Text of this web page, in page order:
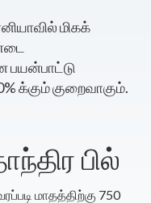
மிகக்
பயன்பாட்டு
க்கும் குறைவாகும்.
பில்
மாதத்திற்கு 750